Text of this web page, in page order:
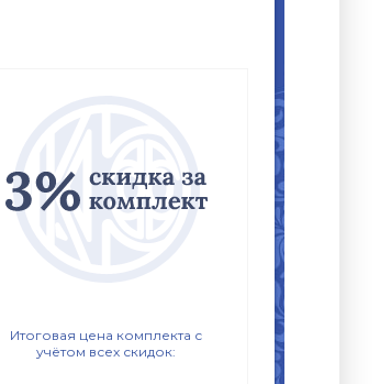
Итоговая цена комплекта с
учётом всех скидок: